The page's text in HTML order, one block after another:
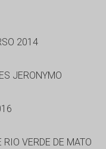
2014
JERONYMO
VERDE DE MATO